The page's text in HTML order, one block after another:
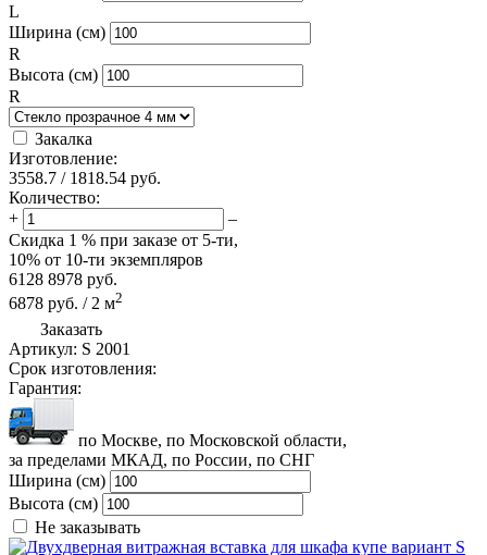
L
Ширина (см)
R
Высота (см)
R
Закалка
Изготовление:
3558.7 / 1818.54 руб.
Количество:
+
–
Скидка 1 % при заказе от 5-ти,
10% от 10-ти экземпляров
6128 8978 руб.
6878 руб. / 2 м2
Заказать
Артикул: S 2001
Срок изготовления:
Гарантия:
по Москве, по Московской области,
за пределами МКАД, по России, по СНГ
Ширина (см)
Высота (см)
Не заказывать